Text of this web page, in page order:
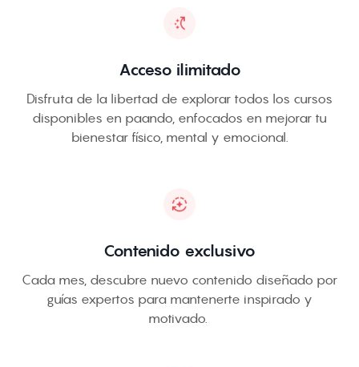
Acceso ilimitado
Disfruta de la libertad de explorar todos los cursos
disponibles en paando, enfocados en mejorar tu
bienestar físico, mental y emocional.
Contenido exclusivo
Cada mes, descubre nuevo contenido diseñado por
guías expertos para mantenerte inspirado y
motivado.